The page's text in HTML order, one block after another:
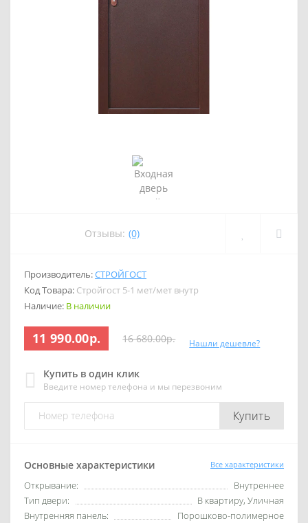
Отзывы: (0)
Производитель:СТРОЙГОСТ
Код Товара: Стройгост 5-1 мет/мет внутр
Наличие: В наличии
11 990.00р. 16 680.00р. Нашли дешевле?
Купить в один клик
Введите номер телефона и мы перезвоним
Купить
Основные характеристики Все характеристики
Открывание:
Внутреннее
Тип двери:
В квартиру, Уличная
Внутренняя панель:
Порошково-полимерное